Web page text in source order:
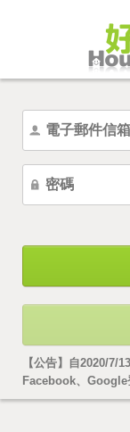
【公告】自2020/7/
Facebook、Google